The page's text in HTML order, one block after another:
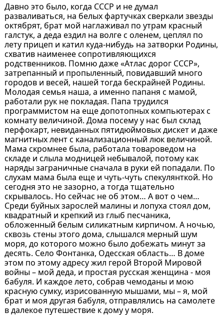
Давно это было, когда СССР и не думал
разваливаться, на белых фартучках сверкали звезды
октябрят, брат мой наглаживал по утрам красный
галстук, а деда ездил на волге с оленем, цеплял по
лету прицеп и катил куда-нибудь на затворки Родины,
схватив наименее сопротивляющихся
родственников. Помню даже «Атлас дорог СССР»,
затрепанный и пропыленный, повидавший много
городов и весей, нашей тогда бескрайней Родины.
Молодая семья наша, а именно папаня с мамой,
работали рук не покладая. Папа трудился
программистом на еще допотопных компьютерах с
комнату величиной. Дома посему у нас был склад
перфокарт, невиданных пятидюймовых дискет и даже
магнитных лент с канализационный люк величиной.
Мама скромнее была, работала товароведом на
складе и слыла модницей небывалой, потому как
наряды заграничные сначала в руки ей попадали. По
слухам мама была еще и чуть-чуть спекулянткой. Но
сегодня это не зазорно, а тогда тщательно
скрывалось. Но сейчас не об этом… А вот о чем…
Среди буйных зарослей малины и лопуха стоял дом,
квадратный и крепкий из глыб песчаника,
обложенный белым силикатным кирпичом. А ночью,
сквозь стены этого дома, слышался мерный шум
моря, до которого можно было добежать минут за
десять. Село Фонтанка, Одесская область… В доме
этом по этому адресу жил герой Второй Мировой
войны – мой деда, и простая русская женщина - моя
бабуля. И каждое лето, собрав чемоданы и мою
красную сумку, изрисованную мышами, мы – я, мой
брат и моя другая бабуля, отправлялись на самолете
в далекое путешествие к дому у моря.